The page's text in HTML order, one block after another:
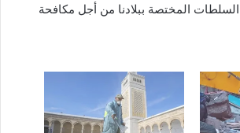
المختصة ببلادنا من أجل مكافحة